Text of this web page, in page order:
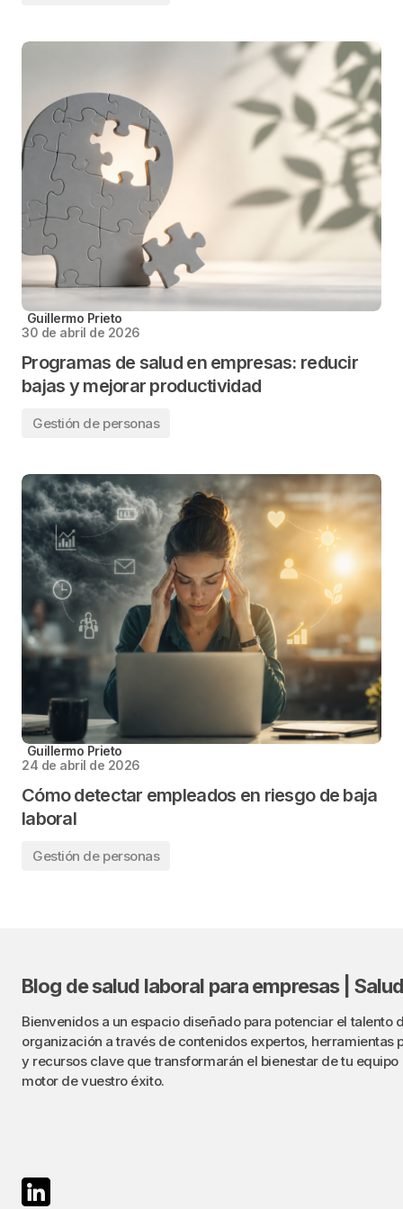
Guillermo Prieto
30 de abril de 2026
Programas de salud en empresas: reducir
bajas y mejorar productividad
Gestión de personas
Guillermo Prieto
24 de abril de 2026
Cómo detectar empleados en riesgo de baja
laboral
Gestión de personas
Blog de salud laboral para empresas |
Bienvenidos a un espacio diseñado para potenciar el talento
organización a través de contenidos expertos, herramientas
y recursos clave que transformarán el bienestar de tu equipo
motor de vuestro éxito.